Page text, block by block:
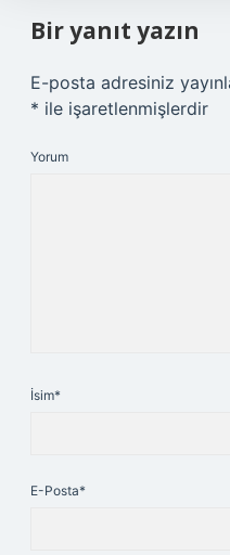
Bir yanıt yazın
E-posta adresiniz
* ile işaretlenmişlerdir
Yorum
İsim*
E-Posta*